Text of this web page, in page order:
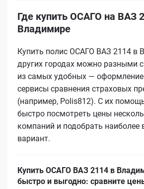
Где купить ОСАГО на ВАЗ
Владимире
Купить полис ОСАГО ВАЗ 2114 в
других городах можно разными
из самых удобных — оформление
сервисы сравнения страховых
(например, Polis812). С их
быстро посмотреть цены
компаний и подобрать наиболее
вариант.
Купить ОСАГО ВАЗ 2114 в
быстро и выгодно: сравните